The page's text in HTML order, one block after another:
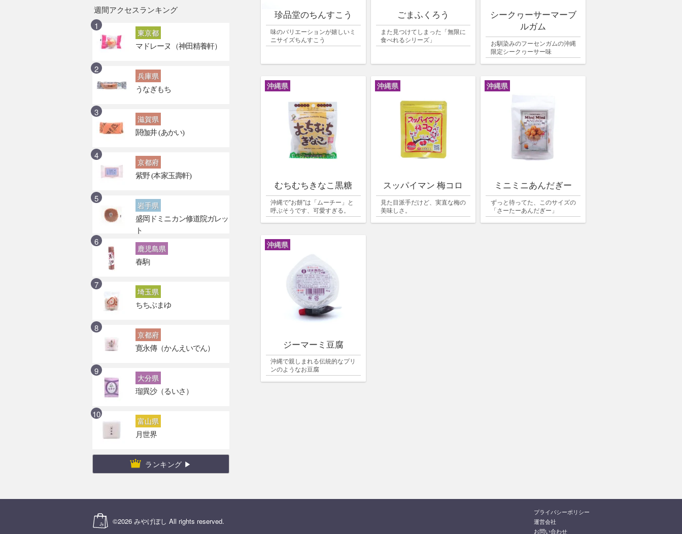
週間アクセスランキング
東京都
マドレーヌ（神田精養軒）
兵庫県
うなぎもち
滋賀県
閼伽井 (あかい)
京都府
紫野 (本家玉壽軒)
岩手県
盛岡ドミニカン修道院ガレッ
ト
鹿児島県
春駒
埼玉県
ちちぶまゆ
京都府
寛永傳（かんえいでん）
大分県
瑠異沙（るいさ）
富山県
月世界
ランキング ▶
珍品堂のちんすこう
味のバリエーションが嬉しいミ
ニサイズちんすこう
ごまふくろう
また見つけてしまった「無限に
食べれるシリーズ」
シークヮーサーマーブ
ルガム
お馴染みのフーセンガムの沖縄
限定シークヮーサー味
沖縄県
むちむちきなこ黒糖
沖縄で"お餅"は「ムーチー」と
呼ぶそうです、可愛すぎる。
沖縄県
スッパイマン 梅コロ
見た目派手だけど、実直な梅の
美味しさ。
沖縄県
ミニミニあんだぎー
ずっと待ってた、このサイズの
「さーたーあんだぎー」
沖縄県
ジーマーミ豆腐
沖縄で親しまれる伝統的なプリ
ンのようなお豆腐
©2026 みやげぼし All rights reserved.
プライバシーポリシー
運営会社
お問い合わせ